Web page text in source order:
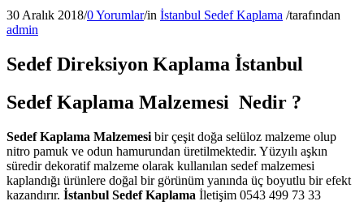
30 Aralık 2018/0 Yorumlar/in İstanbul Sedef Kaplama /tarafından
admin
Sedef Direksiyon Kaplama İstanbul
Sedef Kaplama Malzemesi Nedir ?
Sedef Kaplama Malzemesi bir çeşit doğa selüloz malzeme olup
nitro pamuk ve odun hamurundan üretilmektedir. Yüzyılı aşkın
süredir dekoratif malzeme olarak kullanılan sedef malzemesi
kaplandığı ürünlere doğal bir görünüm yanında üç boyutlu bir efekt
kazandırır. İstanbul Sedef Kaplama İletişim 0543 499 73 33